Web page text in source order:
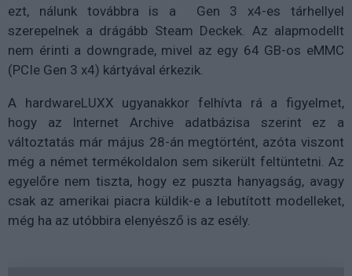
ezt, nálunk továbbra is a Gen 3 x4-es tárhellyel
szerepelnek a drágább Steam Deckek. Az alapmodellt
nem érinti a downgrade, mivel az egy 64 GB-os eMMC
(PCIe Gen 3 x4) kártyával érkezik.
A hardwareLUXX ugyanakkor felhívta rá a figyelmet,
hogy az Internet Archive adatbázisa szerint ez a
változtatás már május 28-án megtörtént, azóta viszont
még a német termékoldalon sem sikerült feltüntetni. Az
egyelőre nem tiszta, hogy ez puszta hanyagság, avagy
csak az amerikai piacra küldik-e a lebutított modelleket,
még ha az utóbbira elenyésző is az esély.